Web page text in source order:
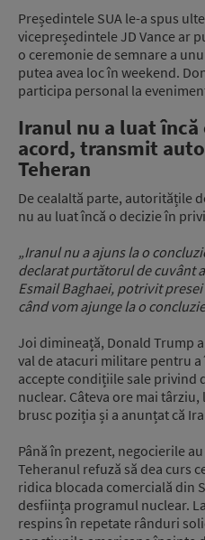
Președintele SUA le-a spus
vicepreședintele JD Vance ar
o ceremonie de semnare a
putea avea loc în weekend.
participa personal la
Iranul nu a luat încă
acord, transmit
Teheran
De cealaltă parte, autoritățile
nu au luat încă o decizie în
„Iranul nu a ajuns la o
declarat purtătorul de cuvânt
Esmail Baghaei, potrivit
când vom ajunge la o
Joi dimineață, Donald Trump
val de atacuri militare pentru
accepte condițiile sale
nuclear. Câteva ore mai
brusc poziția și a anunțat că
Până în prezent, negocierile
Teheranul refuză să dea curs
ridica blocada comercială din
desființa programul nuclear.
respins în repetate rânduri